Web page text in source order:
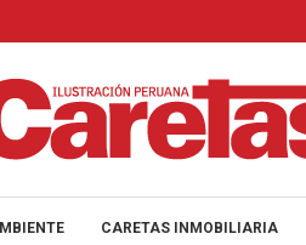
CARETAS INMOBILIARIA